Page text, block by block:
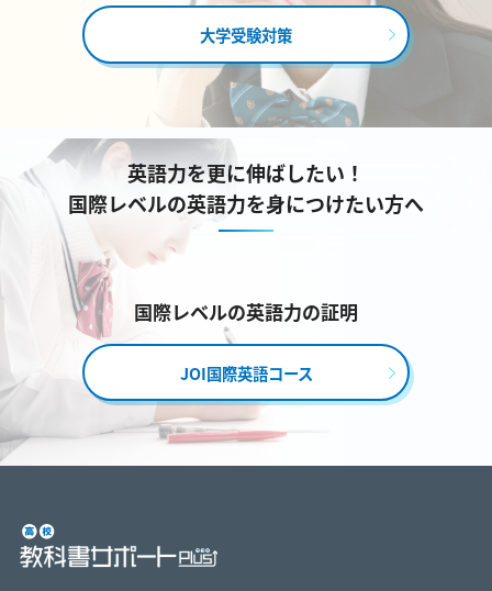
大学受験対策
英語力を更に伸ばしたい！
国際レベルの英語力を身につけたい方へ
国際レベルの英語力の証明
JOI国際英語コース